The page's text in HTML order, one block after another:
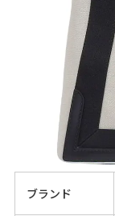
ブランド